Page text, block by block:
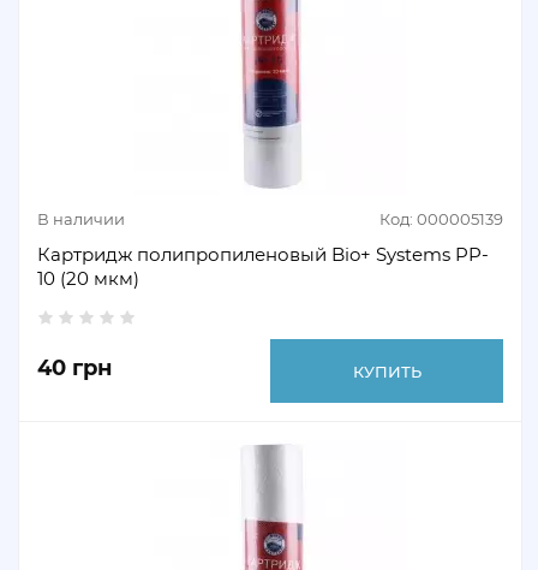
В наличии Код: 000005139
Картридж полипропиленовый Bio+ Systems PP-
10 (20 мкм)
40 грн КУПИТЬ